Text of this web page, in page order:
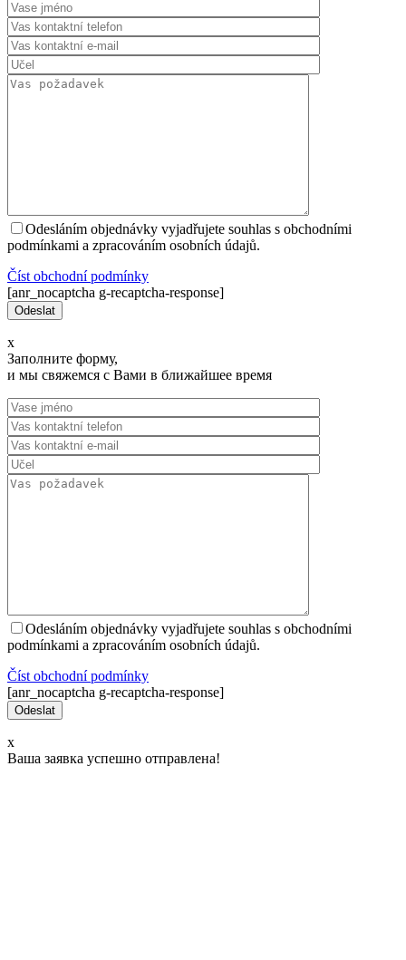
Odesláním objednávky vyjadřujete souhlas s obchodními
podmínkami a zpracováním osobních údajů.
Číst оbchodní podmínky
[anr_nocaptcha g-recaptcha-response]
x
Заполните форму,
и мы свяжемся с Вами в ближайшее время
Odesláním objednávky vyjadřujete souhlas s obchodními
podmínkami a zpracováním osobních údajů.
Číst оbchodní podmínky
[anr_nocaptcha g-recaptcha-response]
x
Ваша заявка успешно отправлена!